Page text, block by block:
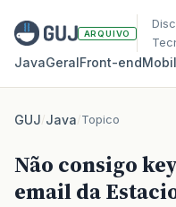
ARQUIVO
JavaGeralFront‑end
GUJ/Java/Topico
Não consigo
email da